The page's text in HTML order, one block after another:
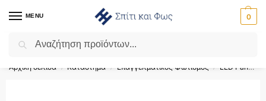
MENU 0
Flash Sale ⚡ 10% Έκπτωση με τον κωδικό ‘SPRING’!
Αρχική σελίδα / Κατάστημα / Επαγγελματικός Φωτισμός / LED Panel